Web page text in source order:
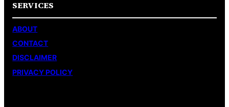
SERVICES
ABOUT
CONTACT
DISCLAIMER
PRIVACY POLICY